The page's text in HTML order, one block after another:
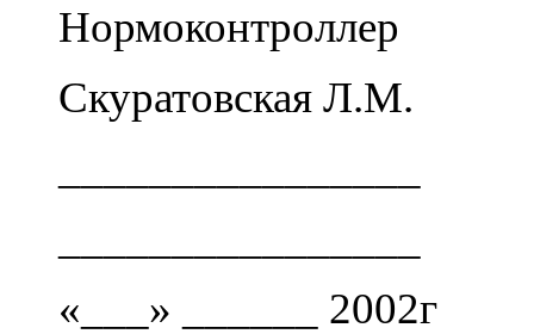
Нормоконтроллер
Скуратовская Л.М.
«___» ______ 2002г